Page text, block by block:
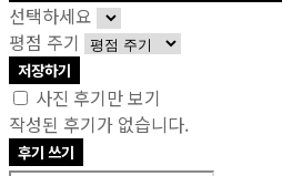
선택하세요
평점 주기
저장하기
사진 후기만 보기
작성된 후기가 없습니다.
후기 쓰기